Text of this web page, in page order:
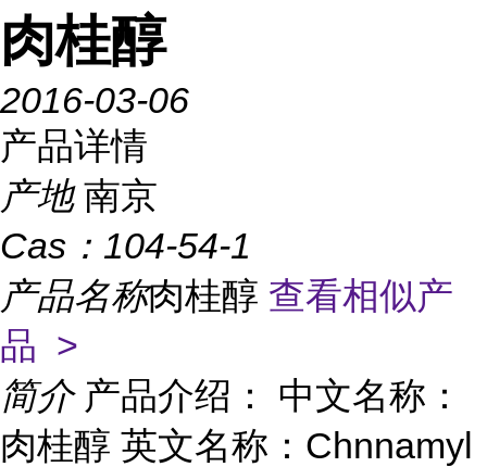
肉桂醇
2016-03-06
产品详情
产地 南京
Cas： 104-54-1
产品名称肉桂醇 查看相似产
品 >
简介 产品介绍： 中文名称：
肉桂醇 英文名称：Chnnamyl